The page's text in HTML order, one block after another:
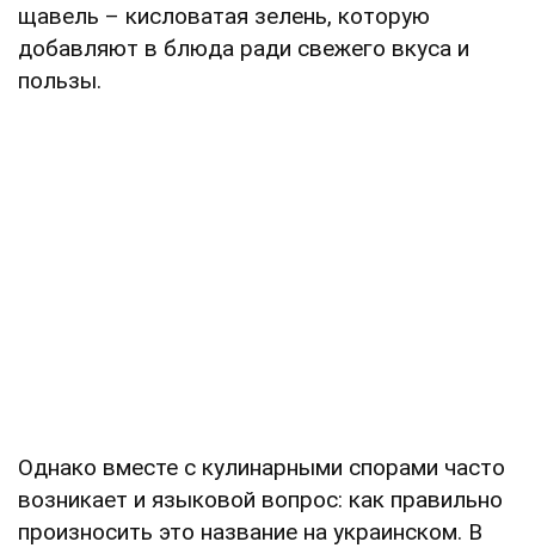
щавель – кисловатая зелень, которую
добавляют в блюда ради свежего вкуса и
пользы.
Однако вместе с кулинарными спорами часто
возникает и языковой вопрос: как правильно
произносить это название на украинском. В